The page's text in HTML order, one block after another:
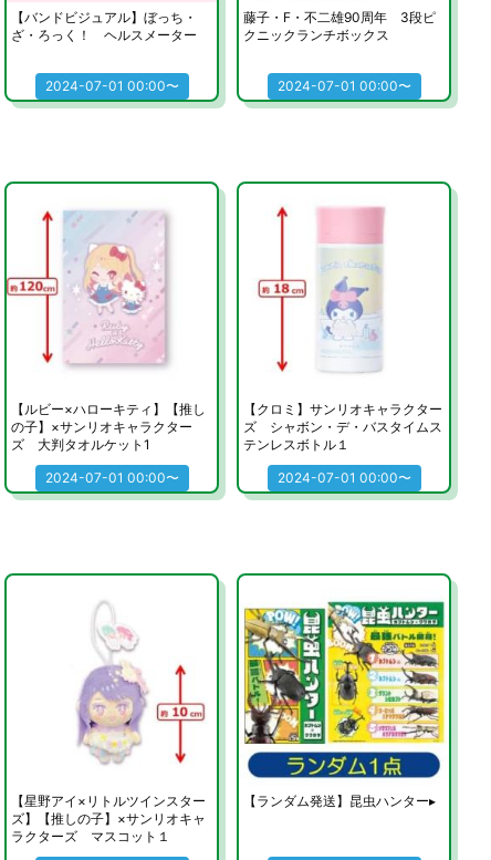
【バンドビジュアル】ぼっち・
ざ・ろっく！ ヘルスメーター
2024-07-01 00:00〜
藤子・F・不二雄90周年 3段ピ
クニックランチボックス
2024-07-01 00:00〜
【ルビー×ハローキティ】【推し
の子】×サンリオキャラクター
ズ 大判タオルケット1
2024-07-01 00:00〜
【クロミ】サンリオキャラクター
ズ シャボン・デ・バスタイムス
テンレスボトル１
2024-07-01 00:00〜
【星野アイ×リトルツインスター
ズ】【推しの子】×サンリオキャ
ラクターズ マスコット１
【ランダム発送】昆虫ハンター▸